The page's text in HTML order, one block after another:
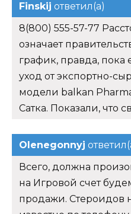
Finskij ответил(а)
8(800) 555-57-77
означает
график, правда, пока
уход от экспортно-
модели balkan
Сатка. Показали, что
Olenegonnyj
Всего, должна
на Игровой счет
продажи. Стероидов